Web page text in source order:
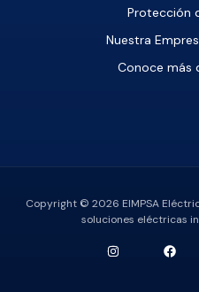
Protección
Nuestra
Conoce más
Copyright © 2026 EIMPSA
soluciones eléctricas